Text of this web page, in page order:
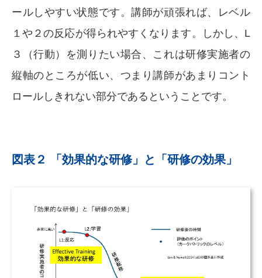
ールしやすい状態です。講師が頑張れば、レベル
１や２の反応が得られやすくなります。しかし、L
３（行動）を測りたい場合、これは研修実施者の
縦軸のところが低い、つまり講師があまりコント
ロールしきれない部分であるということです。
図表２ 「効果的な研修」と「研修の効果」